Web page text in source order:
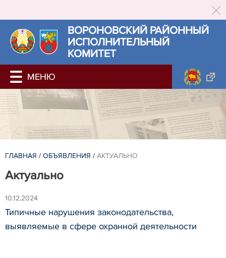
ВОРОНОВСКИЙ РАЙОННЫЙ
ИСПОЛНИТЕЛЬНЫЙ
КОМИТЕТ
ГЛАВНАЯ / ОБЪЯВЛЕНИЯ / АКТУАЛЬНО
Актуально
10.12.2024
Типичные нарушения законодательства,
выявляемые в сфере охранной деятельности